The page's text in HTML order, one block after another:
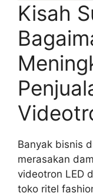
Kisah
Banyak bisnis
merasakan
videotron LED
toko ritel